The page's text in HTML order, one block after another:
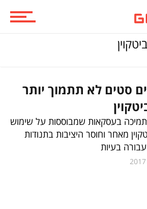
סטים לא תתמוך יותר
בעסקאות שמבוססות על שימוש
מאחר וחוסר היציבות בתנודות
בעיות